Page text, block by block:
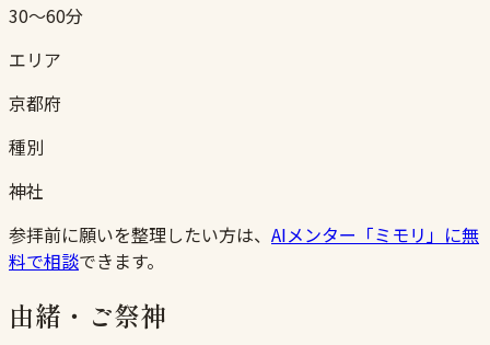
30〜60分
エリア
京都府
種別
神社
参拝前に願いを整理したい方は、 AIメンター「ミモリ」に無
料で相談できます。
由緒・ご祭神